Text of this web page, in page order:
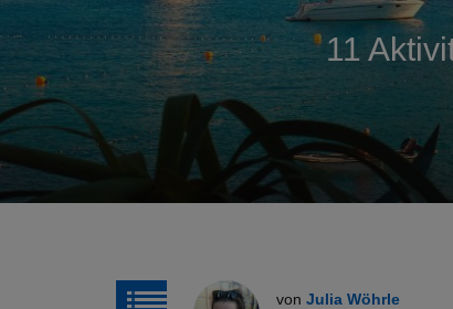
11
von Julia Wöhrle